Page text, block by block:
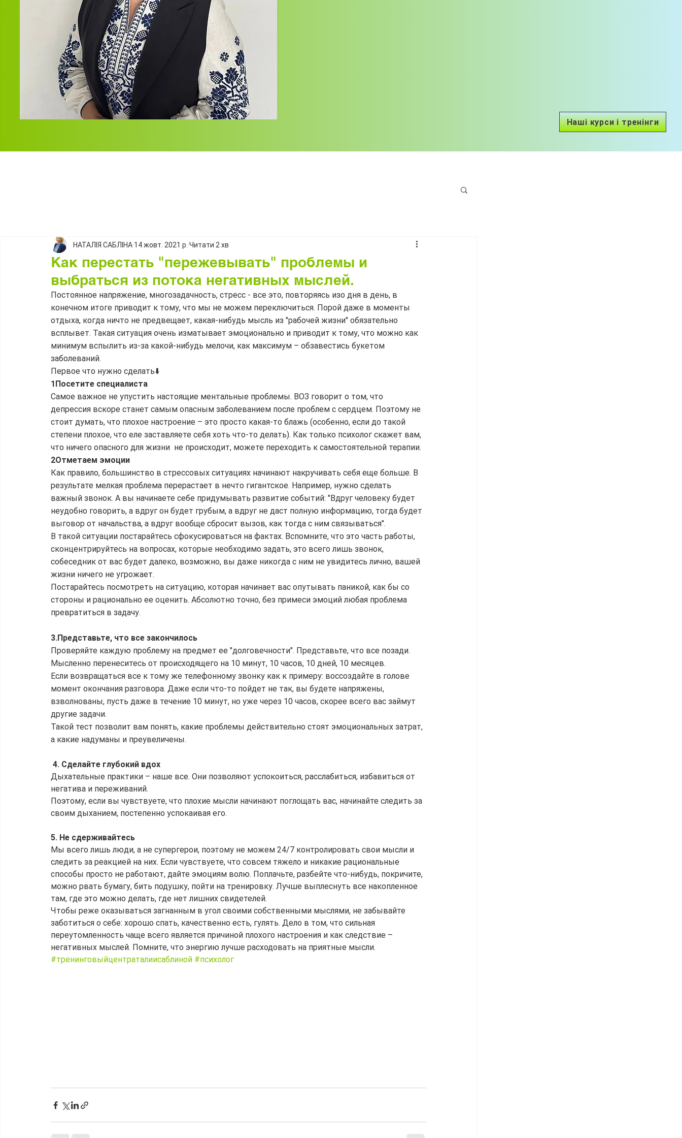
Наші курси і тренінги
Как перестать "пережевывать" проблемы и
выбраться из потока негативных мыслей.
НАТАЛІЯ САБЛІНА 14 жовт. 2021 р. Читати 2 хв
Постоянное напряжение, многозадачность, стресс - все это, повторяясь изо дня в день, в
конечном итоге приводит к тому, что мы не можем переключиться. Порой даже в моменты
отдыха, когда ничто не предвещает, какая-нибудь мысль из "рабочей жизни" обязательно
всплывет. Такая ситуация очень изматывает эмоционально и приводит к тому, что можно как
минимум вспылить из-за какой-нибудь мелочи, как максимум – обзавестись букетом
заболеваний.
Первое что нужно сделать⬇️
1Посетите специалиста
Самое важное не упустить настоящие ментальные проблемы. ВОЗ говорит о том, что
депрессия вскоре станет самым опасным заболеванием после проблем с сердцем. Поэтому не
стоит думать, что плохое настроение – это просто какая-то блажь (особенно, если до такой
степени плохое, что еле заставляете себя хоть что-то делать). Как только психолог скажет вам,
что ничего опасного для жизни  не происходит, можете переходить к самостоятельной терапии.
2Отметаем эмоции
Как правило, большинство в стрессовых ситуациях начинают накручивать себя еще больше. В
результате мелкая проблема перерастает в нечто гигантское. Например, нужно сделать
важный звонок. А вы начинаете себе придумывать развитие событий: "Вдруг человеку будет
неудобно говорить, а вдруг он будет грубым, а вдруг не даст полную информацию, тогда будет
выговор от начальства, а вдруг вообще сбросит вызов, как тогда с ним связываться".
В такой ситуации постарайтесь сфокусироваться на фактах. Вспомните, что это часть работы,
сконцентрируйтесь на вопросах, которые необходимо задать, это всего лишь звонок,
собеседник от вас будет далеко, возможно, вы даже никогда с ним не увидитесь лично, вашей
жизни ничего не угрожает.
Постарайтесь посмотреть на ситуацию, которая начинает вас опутывать паникой, как бы со
стороны и рационально ее оценить. Абсолютно точно, без примеси эмоций любая проблема
превратиться в задачу.
3.Представьте, что все закончилось
Проверяйте каждую проблему на предмет ее "долговечности". Представьте, что все позади.
Мысленно перенеситесь от происходящего на 10 минут, 10 часов, 10 дней, 10 месяцев.
Если возвращаться все к тому же телефонному звонку как к примеру: воссоздайте в голове
момент окончания разговора. Даже если что-то пойдет не так, вы будете напряжены,
взволнованы, пусть даже в течение 10 минут, но уже через 10 часов, скорее всего вас займут
другие задачи.
Такой тест позволит вам понять, какие проблемы действительно стоят эмоциональных затрат,
а какие надуманы и преувеличены.
4. Сделайте глубокий вдох
Дыхательные практики – наше все. Они позволяют успокоиться, расслабиться, избавиться от
негатива и переживаний.
Поэтому, если вы чувствуете, что плохие мысли начинают поглощать вас, начинайте следить за
своим дыханием, постепенно успокаивая его.
5. Не сдерживайтесь
Мы всего лишь люди, а не супергерои, поэтому не можем 24/7 контролировать свои мысли и
следить за реакцией на них. Если чувствуете, что совсем тяжело и никакие рациональные
способы просто не работают, дайте эмоциям волю. Поплачьте, разбейте что-нибудь, покричите,
можно рвать бумагу, бить подушку, пойти на тренировку. Лучше выплеснуть все накопленное
там, где это можно делать, где нет лишних свидетелей.
Чтобы реже оказываться загнанным в угол своими собственными мыслями, не забывайте
заботиться о себе: хорошо спать, качественно есть, гулять. Дело в том, что сильная
переутомленность чаще всего является причиной плохого настроения и как следствие –
негативных мыслей. Помните, что энергию лучше расходовать на приятные мысли.
#тренинговыйцентраталиисаблиной #психолог